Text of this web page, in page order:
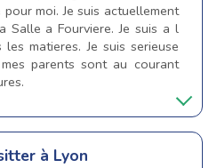
moi. Je suis actuellement
Salle a Fourviere. Je suis a l
matieres. Je suis serieuse
parents sont au courant
à Lyon